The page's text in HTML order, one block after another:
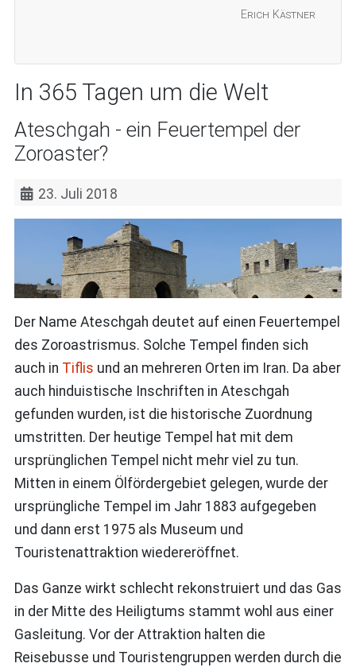
Erich Kästner
In 365 Tagen um die Welt
Ateschgah - ein Feuertempel der
Zoroaster?
23. Juli 2018
Der Name Ateschgah deutet auf einen Feuertempel
des Zoroastrismus. Solche Tempel finden sich
auch in Tiflis und an mehreren Orten im Iran. Da aber
auch hinduistische Inschriften in Ateschgah
gefunden wurden, ist die historische Zuordnung
umstritten. Der heutige Tempel hat mit dem
ursprünglichen Tempel nicht mehr viel zu tun.
Mitten in einem Ölfördergebiet gelegen, wurde der
ursprüngliche Tempel im Jahr 1883 aufgegeben
und dann erst 1975 als Museum und
Touristenattraktion wiedereröffnet.
Das Ganze wirkt schlecht rekonstruiert und das Gas
in der Mitte des Heiligtums stammt wohl aus einer
Gasleitung. Vor der Attraktion halten die
Reisebusse und Touristengruppen werden durch die